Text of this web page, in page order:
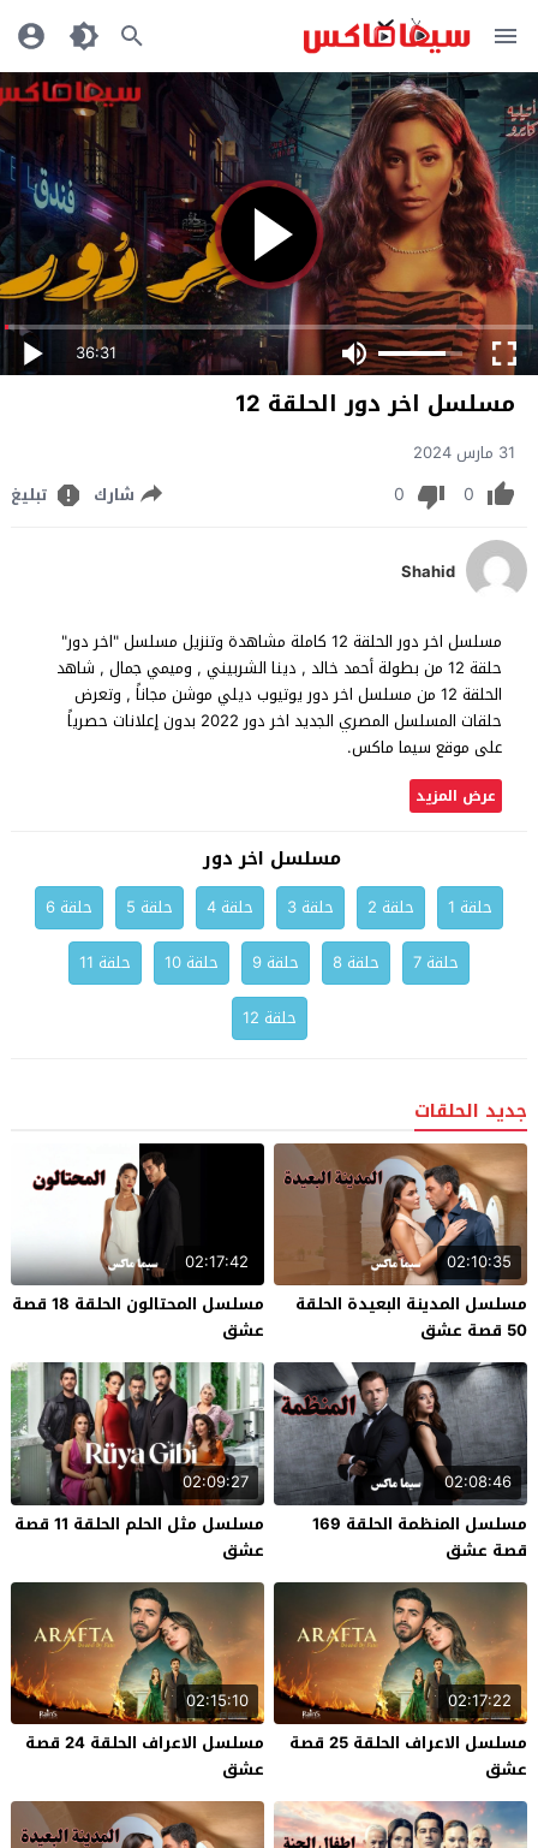
36:31
مسلسل اخر دور الحلقة 12
31 مارس 2024
0
0 شارك تبليغ
Shahid
مسلسل اخر دور الحلقة 12 كاملة مشاهدة وتنزيل مسلسل "اخر دور"
حلقة 12 من بطولة أحمد خالد , دينا الشربيني , وميمي جمال , شاهد
الحلقة 12 من مسلسل اخر دور يوتيوب ديلي موشن مجاناً , وتعرض
حلقات المسلسل المصري الجديد اخر دور 2022 بدون إعلانات حصرياً
على موقع سيما ماكس.
عرض المزيد
مسلسل اخر دور
حلقة 1 حلقة 2 حلقة 3 حلقة 4 حلقة 5
حلقة 6
حلقة 7
حلقة 8 حلقة 9 حلقة 10
حلقة 11
حلقة 12
جديد الحلقات
02:10:35
مسلسل المدينة البعيدة الحلقة
50 قصة عشق
02:17:42
مسلسل المحتالون الحلقة 18 قصة
عشق
02:08:46
مسلسل المنظمة الحلقة 169
قصة عشق
02:09:27
مسلسل مثل الحلم الحلقة 11 قصة
عشق
02:17:22
مسلسل الاعراف الحلقة 25 قصة
عشق
02:15:10
مسلسل الاعراف الحلقة 24 قصة
عشق